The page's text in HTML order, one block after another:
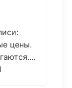
цены.